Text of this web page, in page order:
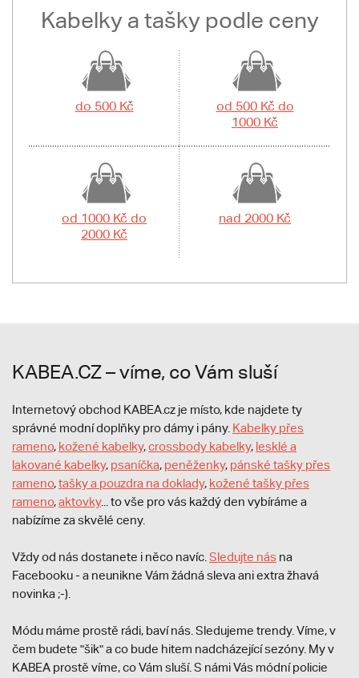
Kabelky a tašky podle ceny
do 500 Kč
od 500 Kč do
1000 Kč
od 1000 Kč do
2000 Kč
nad 2000 Kč
KABEA.CZ – víme, co Vám sluší
Internetový obchod KABEA.cz je místo, kde najdete ty
správné modní doplňky pro dámy i pány. Kabelky přes
rameno, kožené kabelky,crossbody kabelky, lesklé a
lakované kabelky, psaníčka, peněženky, pánské tašky přes
rameno,tašky a pouzdra na doklady, kožené tašky přes
rameno,aktovky... to vše pro vás každý den vybíráme a
nabízíme za skvělé ceny.
Vždy od nás dostanete i něco navíc. Sledujte nás na
Facebooku - a neunikne Vám žádná sleva ani extra žhavá
novinka ;-).
Módu máme prostě rádi, baví nás. Sledujeme trendy. Víme, v
čem budete "šik" a co bude hitem nadcházející sezóny. My v
KABEA prostě víme, co Vám sluší. S námi Vás módní policie